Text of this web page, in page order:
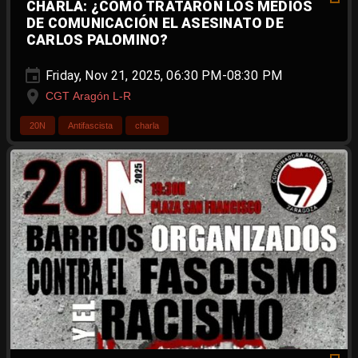
CHARLA: ¿CÓMO TRATARON LOS MEDIOS
DE COMUNICACIÓN EL ASESINATO DE
CARLOS PALOMINO?
Friday, Nov 21, 2025, 06:30 PM-08:30 PM
CGT Aragón L-R
20N Antifascista charla